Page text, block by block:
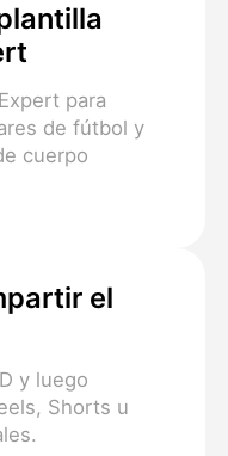
para
de fútbol y
cuerpo
el
y luego
Shorts u